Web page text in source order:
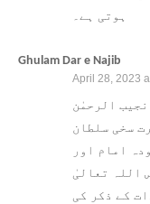
ہوتی ہے۔
Ghulam Dar e Najib
April 28, 2023
الرحمٰن
سخی سلطان
امام اور
اللہ تعالیٰ
کے ذکر کی